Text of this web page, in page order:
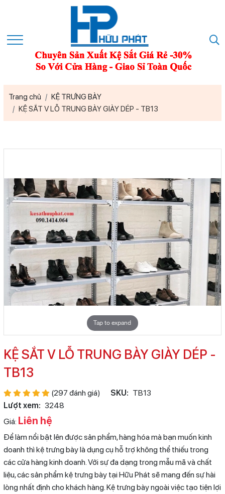
Trang chủ
KỆ TRƯNG BÀY
KỆ SẮT V LỖ TRUNG BÀY GIÀY DÉP - TB13
Tap to expand
KỆ SẮT V LỖ TRUNG BÀY GIÀY DÉP -
TB13
(297 đánh giá) SKU: TB13
Lượt xem: 3248
Giá: Liên hệ
Để làm nổi bật lên được sản phẩm, hàng hóa mà bạn muốn kinh
doanh thì kệ trưng bày là dụng cụ hỗ trợ không thể thiếu trong
các cửa hàng kinh doanh. Với sự đa dạng trong mẫu mã và chất
liệu, các sản phẩm kệ trưng bày tại Hữu Phát sẽ mang đến sự hài
lòng nhất định cho khách hàng. Kệ trưng bày ngoài việc tạo tiện lợi